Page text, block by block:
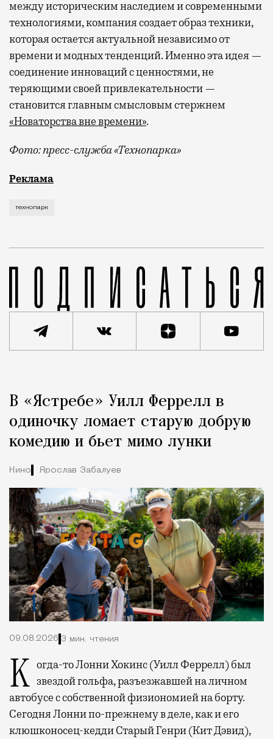
между историческим наследием и современными
технологиями, компания создает образ техники,
которая остается актуальной независимо от
времени и модных тенденций. Именно эта идея —
соединение инноваций с ценностями, не
теряющими своей привлекательности —
становится главным смысловым стержнем
«Новаторства вне времени».
Фото: пресс-служба «Технопарка»
Рекламные кампании техники редко выходят за
Реклама
технопарк
Город
В «Ястребе» Уилл Феррелл в
одиночку ломает старую добрую
комедию и бьет мимо лунки
Кино Ярослав Забалуев
09.08.2026 3 мин. чтения
Когда-то Лонни Хокинс (Уилл Феррелл) был звездой гольфа, разъезжавшей на личном
автобусе с собственной физиономией на борту.
Сегодня Лонни по-прежнему в деле, как и его
клюшконосец-кедди Старый Генри (Кит Дэвид),